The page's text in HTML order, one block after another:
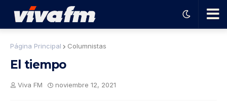
Página Principal Columnistas
El tiempo
Viva FM noviembre 12, 2021